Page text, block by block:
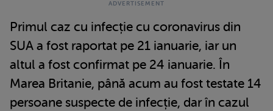
Primul caz cu infecție cu coronavirus din
SUA a fost raportat pe 21 ianuarie, iar un
altul a fost confirmat pe 24 ianuarie. În
Marea Britanie, până acum au fost testate 14
persoane suspecte de infecție, dar în cazul